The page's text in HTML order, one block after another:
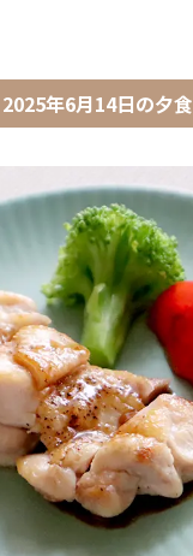
2025年6月14日の夕食